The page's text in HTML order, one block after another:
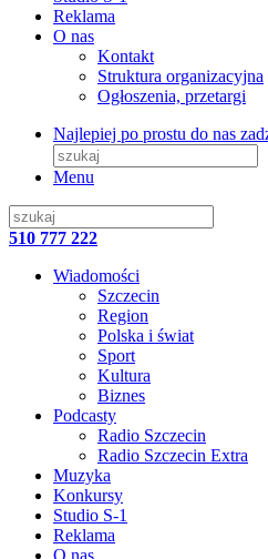
Reklama
O nas
Kontakt
Struktura organizacyjna
Ogłoszenia, przetargi
Najlepiej po prostu do nas
Menu
510 777 222
Wiadomości
Szczecin
Region
Polska i świat
Sport
Kultura
Biznes
Podcasty
Radio Szczecin
Radio Szczecin Extra
Muzyka
Konkursy
Studio S-1
Reklama